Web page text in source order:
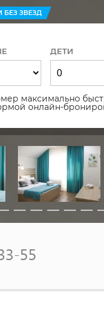
БЕЗ ЗВЕЗД
ДЕТИ
максимально
онлайн-
55